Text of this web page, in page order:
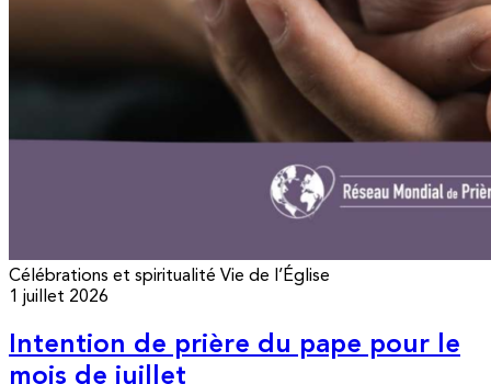
Célébrations et spiritualité Vie de l’Église
1 juillet 2026
Intention de prière du pape pour le
mois de juillet